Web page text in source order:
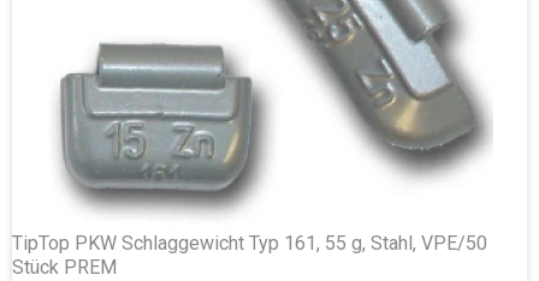
TipTop PKW Schlaggewicht Typ 161, 55 g, Stahl, VPE/50
Stück PREM